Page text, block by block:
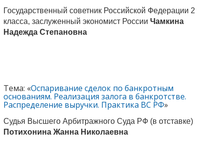
Государственный советник Российской Федерации 2
класса, заслуженный экономист России Чамкина
Надежда Степановна
Тема: «Оспаривание сделок по банкротным
основаниям. Реализация залога в банкротстве.
Распределение выручки. Практика ВС РФ»
Судья Высшего Арбитражного Суда РФ (в отставке)
Потихонина Жанна Николаевна